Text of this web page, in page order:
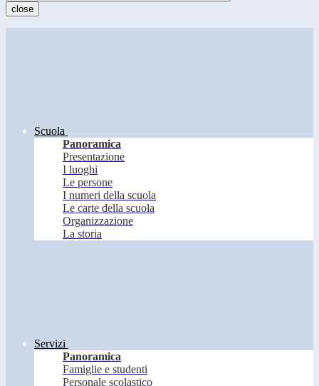
close
Scuola
Panoramica
Presentazione
I luoghi
Le persone
I numeri della scuola
Le carte della scuola
Organizzazione
La storia
Servizi
Panoramica
Famiglie e studenti
Personale scolastico